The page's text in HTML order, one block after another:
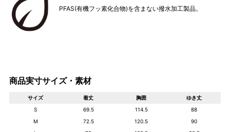
PFAS(有機フッ素化合物)を含まない撥水加工製品。
商品実寸サイズ・素材
サイズ 着丈 胸囲
ゆき丈
S
69.5 114.5
88
M
72.5 120.5
90